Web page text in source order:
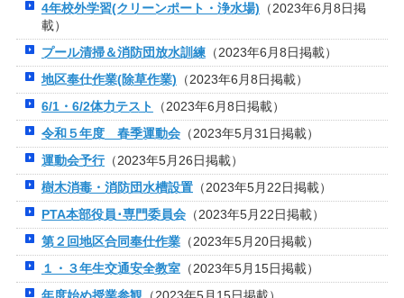
4年校外学習(クリーンポート・浄水場) （2023年6月8日掲
載）
プール清掃＆消防団放水訓練（2023年6月8日掲載）
地区奉仕作業(除草作業) （2023年6月8日掲載）
6/1・6/2体力テスト
（2023年6月8日掲載）
令和５年度 春季運動会（2023年5月31日掲載）
運動会予行（2023年5月26日掲載）
樹木消毒・消防団水槽設置（2023年5月22日掲載）
PTA本部役員･専門委員会（2023年5月22日掲載）
第２回地区合同奉仕作業（2023年5月20日掲載）
１・３年生交通安全教室（2023年5月15日掲載）